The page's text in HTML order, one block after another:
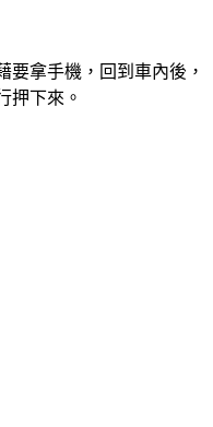
要拿手機，回到車內後，
押下來。